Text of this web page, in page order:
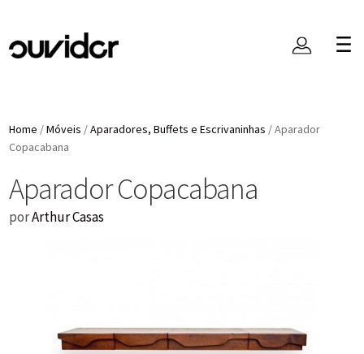
Home /Móveis /Aparadores, Buffets e Escrivaninhas /Aparador
Copacabana
Aparador Copacabana
porArthur Casas